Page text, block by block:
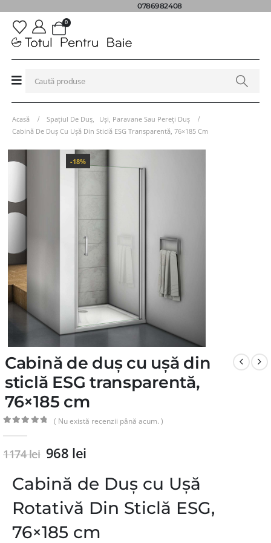
0786982408
0
Acasă Spațiul De Duș
Uși, Paravane Sau Pereți Duș
Cabină De Duș Cu Ușă Din Sticlă ESG Transparentă, 76×185 Cm
-18%
Cabină de duș cu ușă din
sticlă ESG transparentă,
76×185 cm
( Nu există recenzii până acum. )
1174lei 968 lei
Cabină de Duș cu Ușă
Rotativă Din Sticlă ESG,
76×185 cm